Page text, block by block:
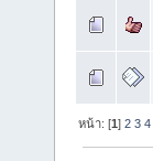
หน้า: [1]2 3 4